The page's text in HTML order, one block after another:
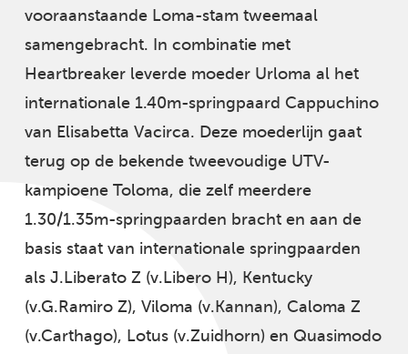
vooraanstaande Loma-stam tweemaal
samengebracht. In combinatie met
Heartbreaker leverde moeder Urloma al het
internationale 1.40m-springpaard Cappuchino
van Elisabetta Vacirca. Deze moederlijn gaat
terug op de bekende tweevoudige UTV-
kampioene Toloma, die zelf meerdere
1.30/1.35m-springpaarden bracht en aan de
basis staat van internationale springpaarden
als J.Liberato Z (v.Libero H), Kentucky
(v.G.Ramiro Z), Viloma (v.Kannan), Caloma Z
(v.Carthago), Lotus (v.Zuidhorn) en Quasimodo